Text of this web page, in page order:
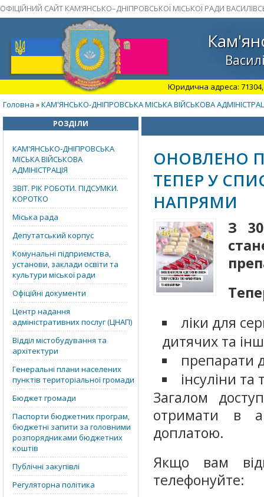
ОФІЦІЙНИЙ САЙТ КАМ’ЯНСЬКО–ДНІПРОВСЬКОЇ МІСЬКОЇ РАДИ
Юридична адреса: 71304,
Головна »КАМ'ЯНСЬКО-ДНІПРОВСЬКА МІСЬКА ВІЙСЬКОВА
РОЗДІЛИ
КАМ'ЯНСЬКО-ДНІПРОВСЬКА
МІСЬКА ВІЙСЬКОВА
АДМІНІСТРАЦІЯ
ЗВІТ. РІК РОБОТИ. ПІДСУМКИ.
КОРОТКО
Міська рада
Депутатський корпус
Комунальні підприємства,
установи, заклади освіти та
культури міської ради
Офіційні документи
Центр надання
адміністративних послуг (ЦНАП)
Відділ містобудування та
архітектури
Генеральні плани населених
пунктів територіальної громади
Бюджет громади
Паспорти бюджетних програм,
бюджетні запити за головними
розпорядниками бюджетних
коштів
Публічні закупівлі
Регуляторна політика
ОНОВЛЕНО
ТЕПЕР У
НАПРЯМИ
З
ліки для
дитячих та
препарати
інсуліни
Загалом
отримати в
доплатою.
Якщо вам
телефонуйте: